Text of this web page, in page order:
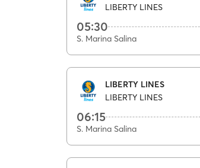
LIBERTY LINES
05:30
S. Marina Salina
LIBERTY LINES
LIBERTY LINES
06:15
S. Marina Salina